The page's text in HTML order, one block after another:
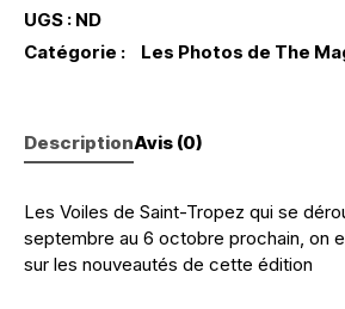
UGS : ND
Catégorie :
Les Photos de The
DescriptionAvis (0)
Les Voiles de Saint-Tropez qui se
septembre au 6 octobre prochain, on
sur les nouveautés de cette édition